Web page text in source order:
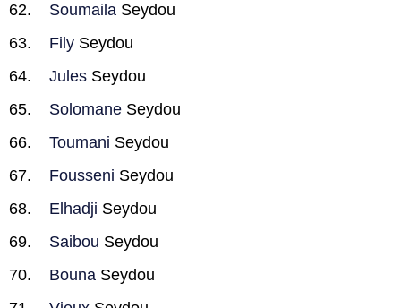
Soumaila Seydou
Fily Seydou
Jules Seydou
Solomane Seydou
Toumani Seydou
Fousseni Seydou
Elhadji Seydou
Saibou Seydou
Bouna Seydou